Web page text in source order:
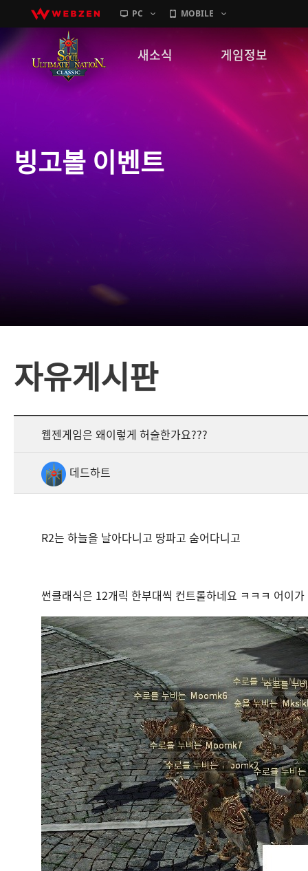
PC MOBILE
새소식
GM노트
게임정보
캐릭터소개
빙고볼 이벤트
자유게시판
웹젠게임은 왜이렇게 허술한가요???
데드하트
R2는 하늘을 날아다니고 땅파고 숨어다니고
썬클래식은 12개릭 한부대씩 컨트롤하네요 ㅋㅋㅋ 어이